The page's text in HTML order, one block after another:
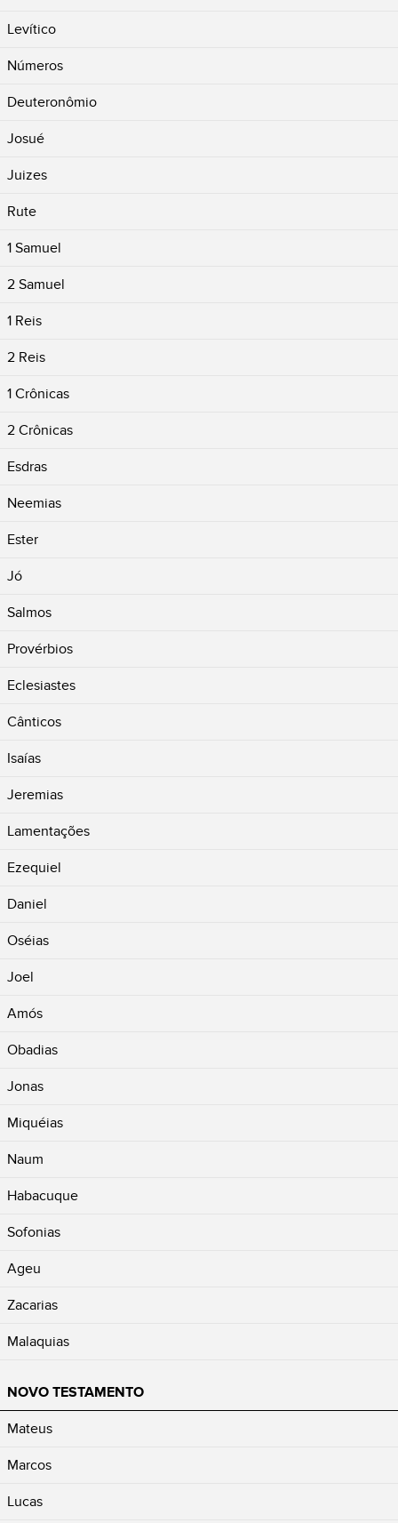
Levítico
Números
Deuteronômio
Josué
Juizes
Rute
1 Samuel
2 Samuel
1 Reis
2 Reis
1 Crônicas
2 Crônicas
Esdras
Neemias
Ester
Jó
Salmos
Provérbios
Eclesiastes
Cânticos
Isaías
Jeremias
Lamentações
Ezequiel
Daniel
Oséias
Joel
Amós
Obadias
Jonas
Miquéias
Naum
Habacuque
Sofonias
Ageu
Zacarias
Malaquias
NOVO TESTAMENTO
Mateus
Marcos
Lucas